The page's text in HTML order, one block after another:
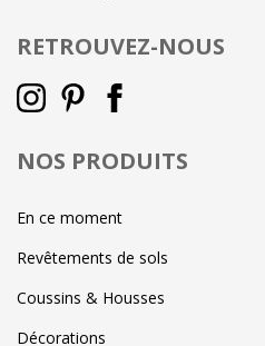
RETROUVEZ-NOUS
NOS PRODUITS
En ce moment
Revêtements de sols
Coussins & Housses
Décorations